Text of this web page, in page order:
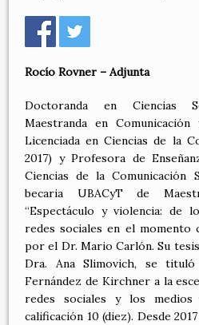
Rocío Rovner – Adjunta
Doctoranda en Ciencias
Maestranda en
Licenciada en Ciencias de la
2017) y Profesora de
Ciencias de la Comunicación
becaria UBACyT de
“Espectáculo y violencia: de
redes sociales en el momento
por el Dr. Mario Carlón. Su
Dra. Ana Slimovich, se
Fernández de Kirchner a la
redes sociales y los medios
calificación 10 (diez). Desde